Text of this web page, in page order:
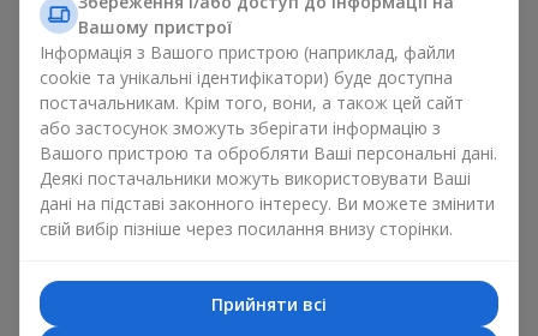
емоції разом із квітами
Букет з іграшкою — універсальне і завжди влучне рішення.
Таке поєднання подвоює емоції та дає можливість
оновлювати їх в пам’яті, кожен раз, коли плюшевий
приятель потрапляє у поле зору Разом букет з іграшкою
працюють ідеально. Квіти та іграшка створюють баланс між
красою і ніжністю, а ще залишають приємний подарунок на
довгі роки.
відмінний спосіб лишити спогад про того, хто подарував
цей букет з іграшкою.
Вашому пристрої
Інформація з Вашого пристрою (наприклад, файли
cookie та унікальні ідентифікатори) буде доступна
постачальникам. Крім того, вони, а також цей сайт
або застосунок зможуть зберігати інформацію з
Вашого пристрою та обробляти Ваші персональні дані.
Деякі постачальники можуть використовувати Ваші
дані на підставі законного інтересу. Ви можете змінити
свій вибір пізніше через посилання внизу сторінки.
Прийняти всі